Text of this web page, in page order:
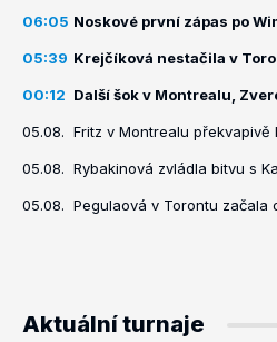
06:05 Noskové první zápas po
05:39 Krejčíková nestačila v
00:12 Další šok v Montrealu,
05.08. Fritz v Montrealu překvapivě
05.08. Rybakinová zvládla bitvu s
05.08. Pegulaová v Torontu začala
Aktuální turnaje